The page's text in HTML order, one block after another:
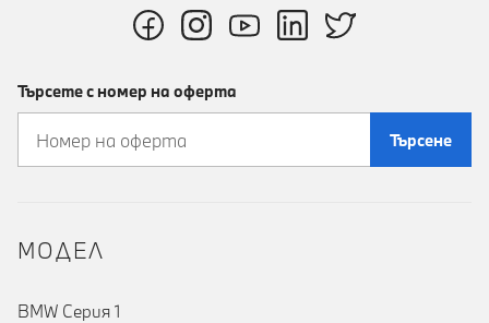
Търсете с номер на оферта
Търсене
MOДЕЛ
BMW Серия 1